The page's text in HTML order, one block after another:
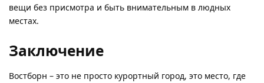
вещи без присмотра и быть внимательным в людных
местах.
Заключение
Востборн – это не просто курортный город, это место, где